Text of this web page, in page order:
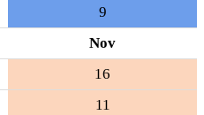
9
Nov
16
11